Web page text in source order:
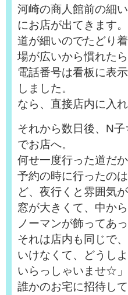
河崎の商人館前の細
にお店が出てきます。
道が細いのでたどり
場が広いから慣れた
電話番号は看板に表
しました。
なら、直接店内に入
それから数日後、N
でお店へ。
何せ一度行った道だ
予約の時に行ったの
ど、夜行くと雰囲気
窓が大きくて、中か
ノーマンが飾ってあ
それは店内も同じで
いけなくて、どうし
いらっしゃいませ☆
誰かのお宅に招待し